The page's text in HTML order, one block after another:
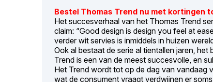
Bestel Thomas Trend nu met kortingen
Het succesverhaal van het Thomas Trend
claim: “Good design is design you feel at
verder wit servies is inmiddels in huizen
Ook al bestaat de serie al tientallen jaren, het
Trend is een van de meest succesvolle, en
Het Trend wordt tot op de dag van vandaag
wat de consument vraagt verdwijnen er